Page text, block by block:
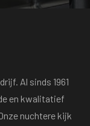
Al sinds 1961
en kwalitatief
nuchtere kijk